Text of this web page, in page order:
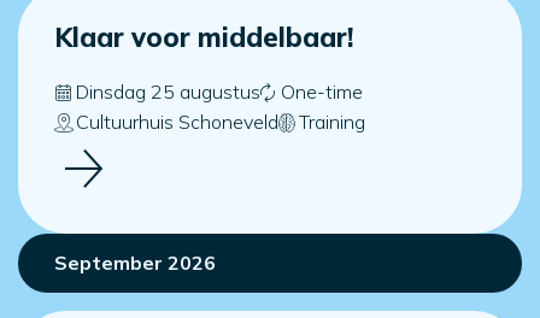
Klaar voor middelbaar!
Dinsdag 25 augustus
One-time
Cultuurhuis Schoneveld
Training
September 2026